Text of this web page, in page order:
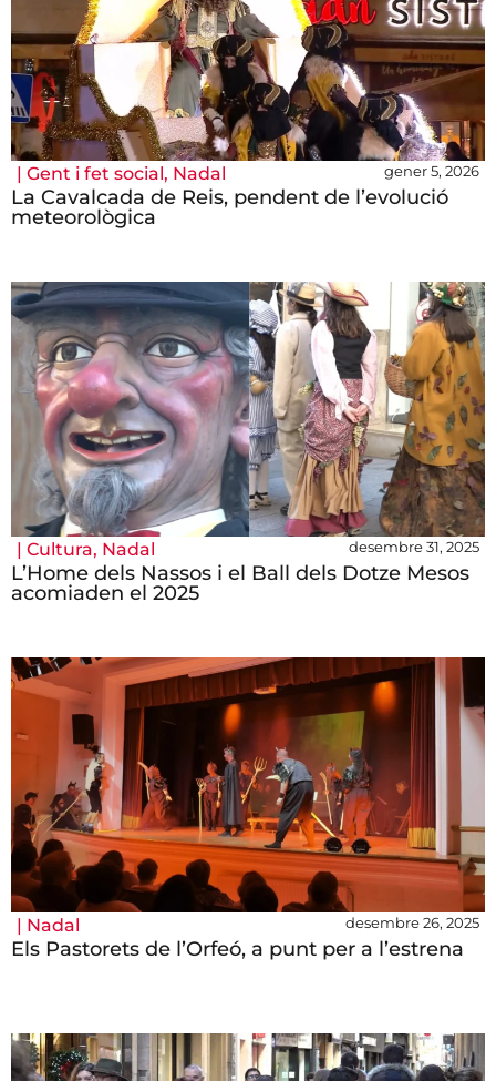
| Gent i fet social, Nadal gener 5, 2026
La Cavalcada de Reis, pendent de l’evolució
meteorològica
| Cultura, Nadal desembre 31, 2025
L’Home dels Nassos i el Ball dels Dotze Mesos
acomiaden el 2025
| Nadal desembre 26, 2025
Els Pastorets de l’Orfeó, a punt per a l’estrena